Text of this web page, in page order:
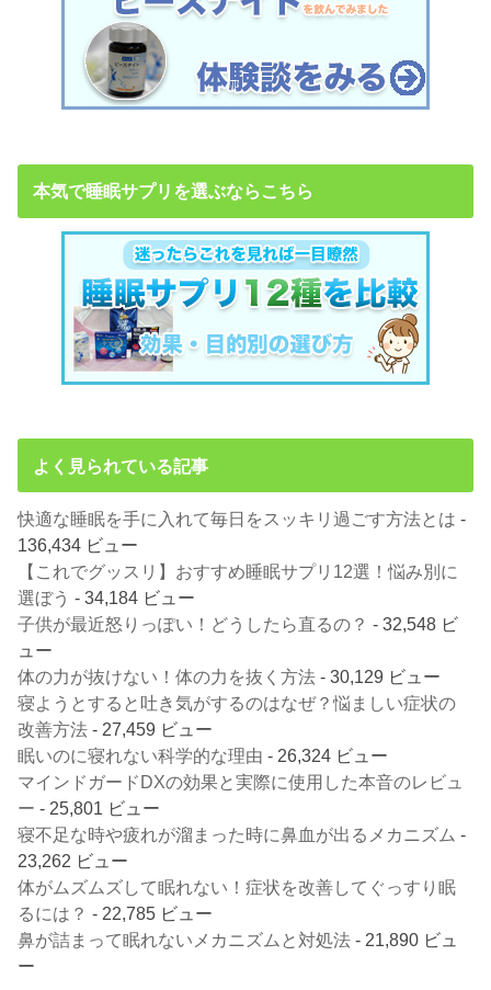
本気で睡眠サプリを選ぶならこちら
よく見られている記事
快適な睡眠を手に入れて毎日をスッキリ過ごす方法とは -
136,434 ビュー
【これでグッスリ】おすすめ睡眠サプリ12選！悩み別に
選ぼう - 34,184 ビュー
子供が最近怒りっぽい！どうしたら直るの？ - 32,548 ビ
ュー
体の力が抜けない！体の力を抜く方法 - 30,129 ビュー
寝ようとすると吐き気がするのはなぜ？悩ましい症状の
改善方法 - 27,459 ビュー
眠いのに寝れない科学的な理由 - 26,324 ビュー
マインドガードDXの効果と実際に使用した本音のレビュ
ー - 25,801 ビュー
寝不足な時や疲れが溜まった時に鼻血が出るメカニズム -
23,262 ビュー
体がムズムズして眠れない！症状を改善してぐっすり眠
るには？ - 22,785 ビュー
鼻が詰まって眠れないメカニズムと対処法 - 21,890 ビュ
ー